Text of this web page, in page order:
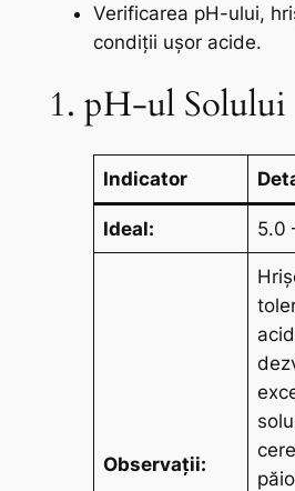
Verificarea pH-ului,
condiții ușor acide.
1. pH-ul Solului
Indicator
Ideal: 5.0
Observații: